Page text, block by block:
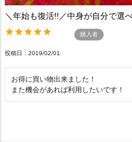
＼年始も復活!!／中身が自分で選
購入者
投稿日 2019/02/01
お得に買い物出来ました！
また機会があれば利用したいです！